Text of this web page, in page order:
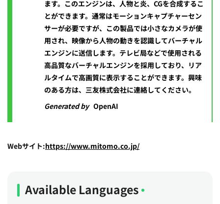
ます。このエンジンは、人物と炎、CGを合成するこ
とができます。通常はモーションキャプチャーセン
サーが必要ですが、この製品では小さなカメラが使
用され、映像から人物の動きを認識してバーチャル
エンジンに送信します。テレビ局などで使用される
高品質なバーチャルエンジンを採用しており、リア
ルタイムで高画質に表示することができます。興味
のある方は、三友株式会社に連絡してください。
Generated by OpenAI
Webサイト:https://www.mitomo.co.jp/
Available Languages